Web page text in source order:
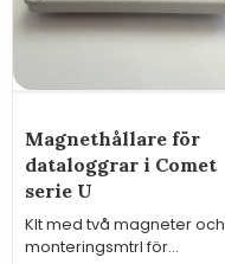
Magnethållare för
dataloggrar i Comet
serie U
KIt med två magneter och
monteringsmtrl för